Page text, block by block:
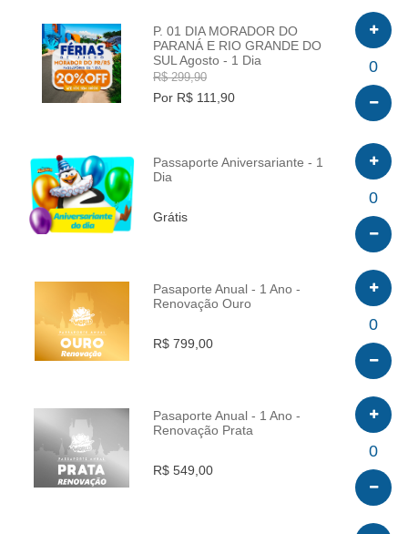
INFO
P. 01 DIA MORADOR DO
PARANÁ E RIO GRANDE DO
SUL Agosto - 1 Dia
R$ 299,90
Por R$ 111,90
0
INFO
Passaporte Aniversariante - 1
Dia
Grátis
0
INFO
Pasaporte Anual - 1 Ano -
Renovação Ouro
R$ 799,00
0
INFO
Pasaporte Anual - 1 Ano -
Renovação Prata
R$ 549,00
0